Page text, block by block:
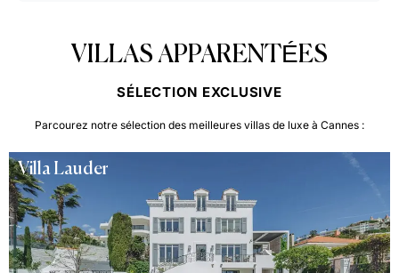
VILLAS APPARENTÉES
SÉLECTION EXCLUSIVE
Parcourez notre sélection des meilleures villas de luxe à Cannes :
Villa Lauder